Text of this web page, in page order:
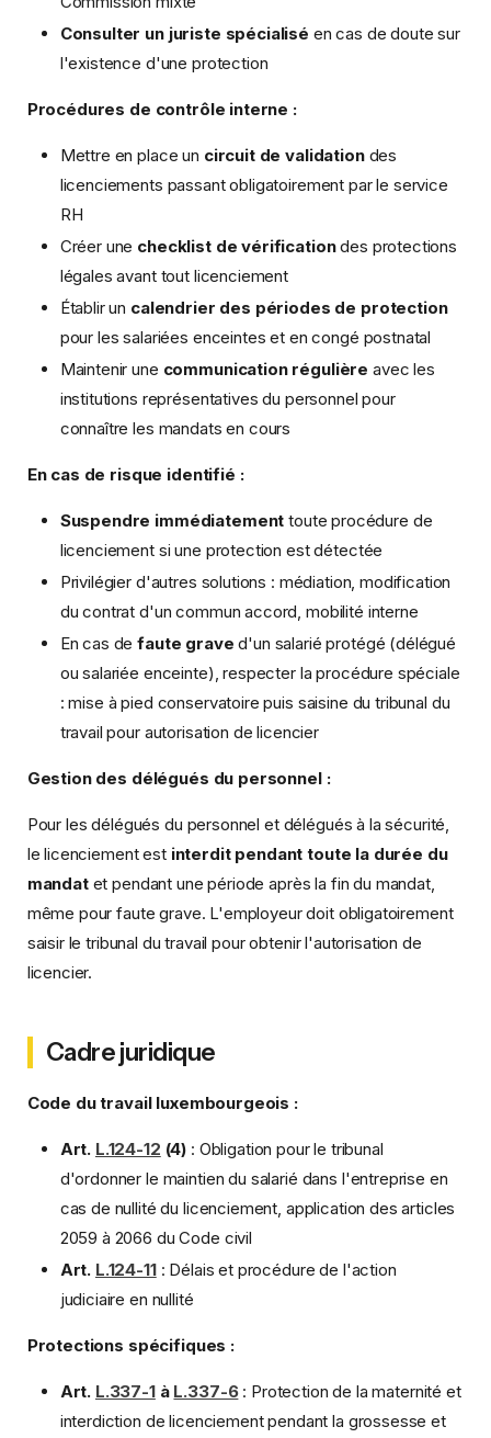
Consulter un juriste spécialisé en cas de doute sur
l'existence d'une protection
Procédures de contrôle interne :
Mettre en place un circuit de validationdes
licenciements passant obligatoirement par le service
RH
Créer une checklist de vérificationdes protections
légales avant tout licenciement
Établir un calendrier des périodes de protection
pour les salariées enceintes et en congé postnatal
Maintenir une communication régulière avec les
institutions représentatives du personnel pour
connaître les mandats en cours
En cas de risque identifié :
Suspendre immédiatement toute procédure de
licenciement si une protection est détectée
Privilégier d'autres solutions : médiation, modification
du contrat d'un commun accord, mobilité interne
En cas defaute grave d'un salarié protégé (délégué
ou salariée enceinte), respecter la procédure spéciale
: mise à pied conservatoire puis saisine du tribunal du
travail pour autorisation de licencier
Gestion des délégués du personnel :
Pour les délégués du personnel et délégués à la sécurité,
le licenciement est interdit pendant toute la durée du
mandatet pendant une période après la fin du mandat,
même pour faute grave. L'employeur doit obligatoirement
saisir le tribunal du travail pour obtenir l'autorisation de
licencier.
Cadre juridique
Code du travail luxembourgeois :
Art. L.124-12 (4) : Obligation pour le tribunal
d'ordonner le maintien du salarié dans l'entreprise en
cas de nullité du licenciement, application des articles
2059 à 2066 du Code civil
Art. L.124-11: Délais et procédure de l'action
judiciaire en nullité
Protections spécifiques :
Art. L.337-1à L.337-6: Protection de la maternité et
interdiction de licenciement pendant la grossesse et